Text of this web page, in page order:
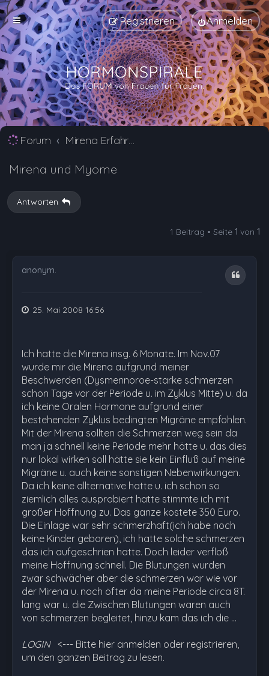
Anmelden
Registrieren
Forum Mirena Erfahrungsberichte und Nebenwirkungen
Mirena und Myome
Antworten
1 Beitrag • Seite 1 von 1
anonym. Zitat
25. Mai 2008 16:56
Ich hatte die Mirena insg. 6 Monate. Im Nov.07
wurde mir die Mirena aufgrund meiner
Beschwerden (Dysmennoroe-starke schmerzen
schon Tage vor der Periode u. im Zyklus Mitte) u. da
ich keine Oralen Hormone aufgrund einer
bestehenden Zyklus bedingten Migräne empfohlen.
Mit der Mirena sollten die Schmerzen weg sein da
man ja schnell keine Periode mehr hätte u. das dies
nur lokal wirken soll hätte sie kein Einfluß auf meine
Migräne u. auch keine sonstigen Nebenwirkungen.
Da ich keine allternative hatte u. ich schon so
ziemlich alles ausprobiert hatte stimmte ich mit
großer Hoffnung zu. Das ganze kostete 350 Euro.
Die Einlage war sehr schmerzhaft(ich habe noch
keine Kinder geboren), ich hatte solche schmerzen
das ich aufgeschrien hatte. Doch leider verfloß
meine Hoffnung schnell. Die Blutungen wurden
zwar schwächer aber die schmerzen war wie vor
der Mirena u. noch öfter da meine Periode circa 8T.
lang war u. die Zwischen Blutungen waren auch
von schmerzen begleitet, hinzu kam das ich die …
LOGIN <--- Bitte hier anmelden oder registrieren,
um den ganzen Beitrag zu lesen.